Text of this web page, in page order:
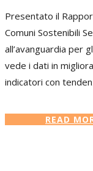
Presentato il
Comuni Sostenibili
all’avanguardia per
vede i dati in
indicatori con
READ